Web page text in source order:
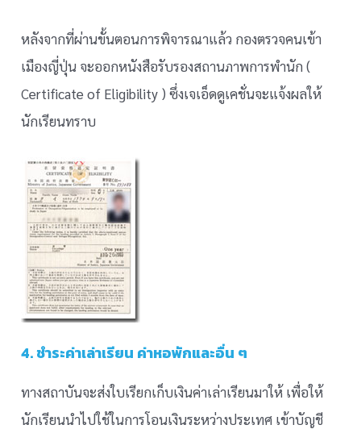
หลังจากที่ผ่านขั้นตอนการพิจารณาแล้ว กองตรวจคนเข้า
เมืองญี่ปุ่น จะออกหนังสือรับรองสถานภาพการพำนัก (
Certificate of Eligibility ) ซึ่งเจเอ็ดดูเคชั่นจะแจ้งผลให้
นักเรียนทราบ
4. ชำระค่าเล่าเรียน ค่าหอพักและอื่น ๆ
ทางสถาบันจะส่งใบเรียกเก็บเงินค่าเล่าเรียนมาให้ เพื่อให้
นักเรียนนำไปใช้ในการโอนเงินระหว่างประเทศ เข้าบัญชี